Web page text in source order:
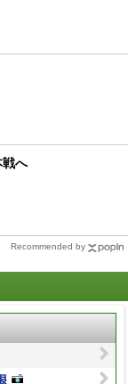
戦へ
Recommended by